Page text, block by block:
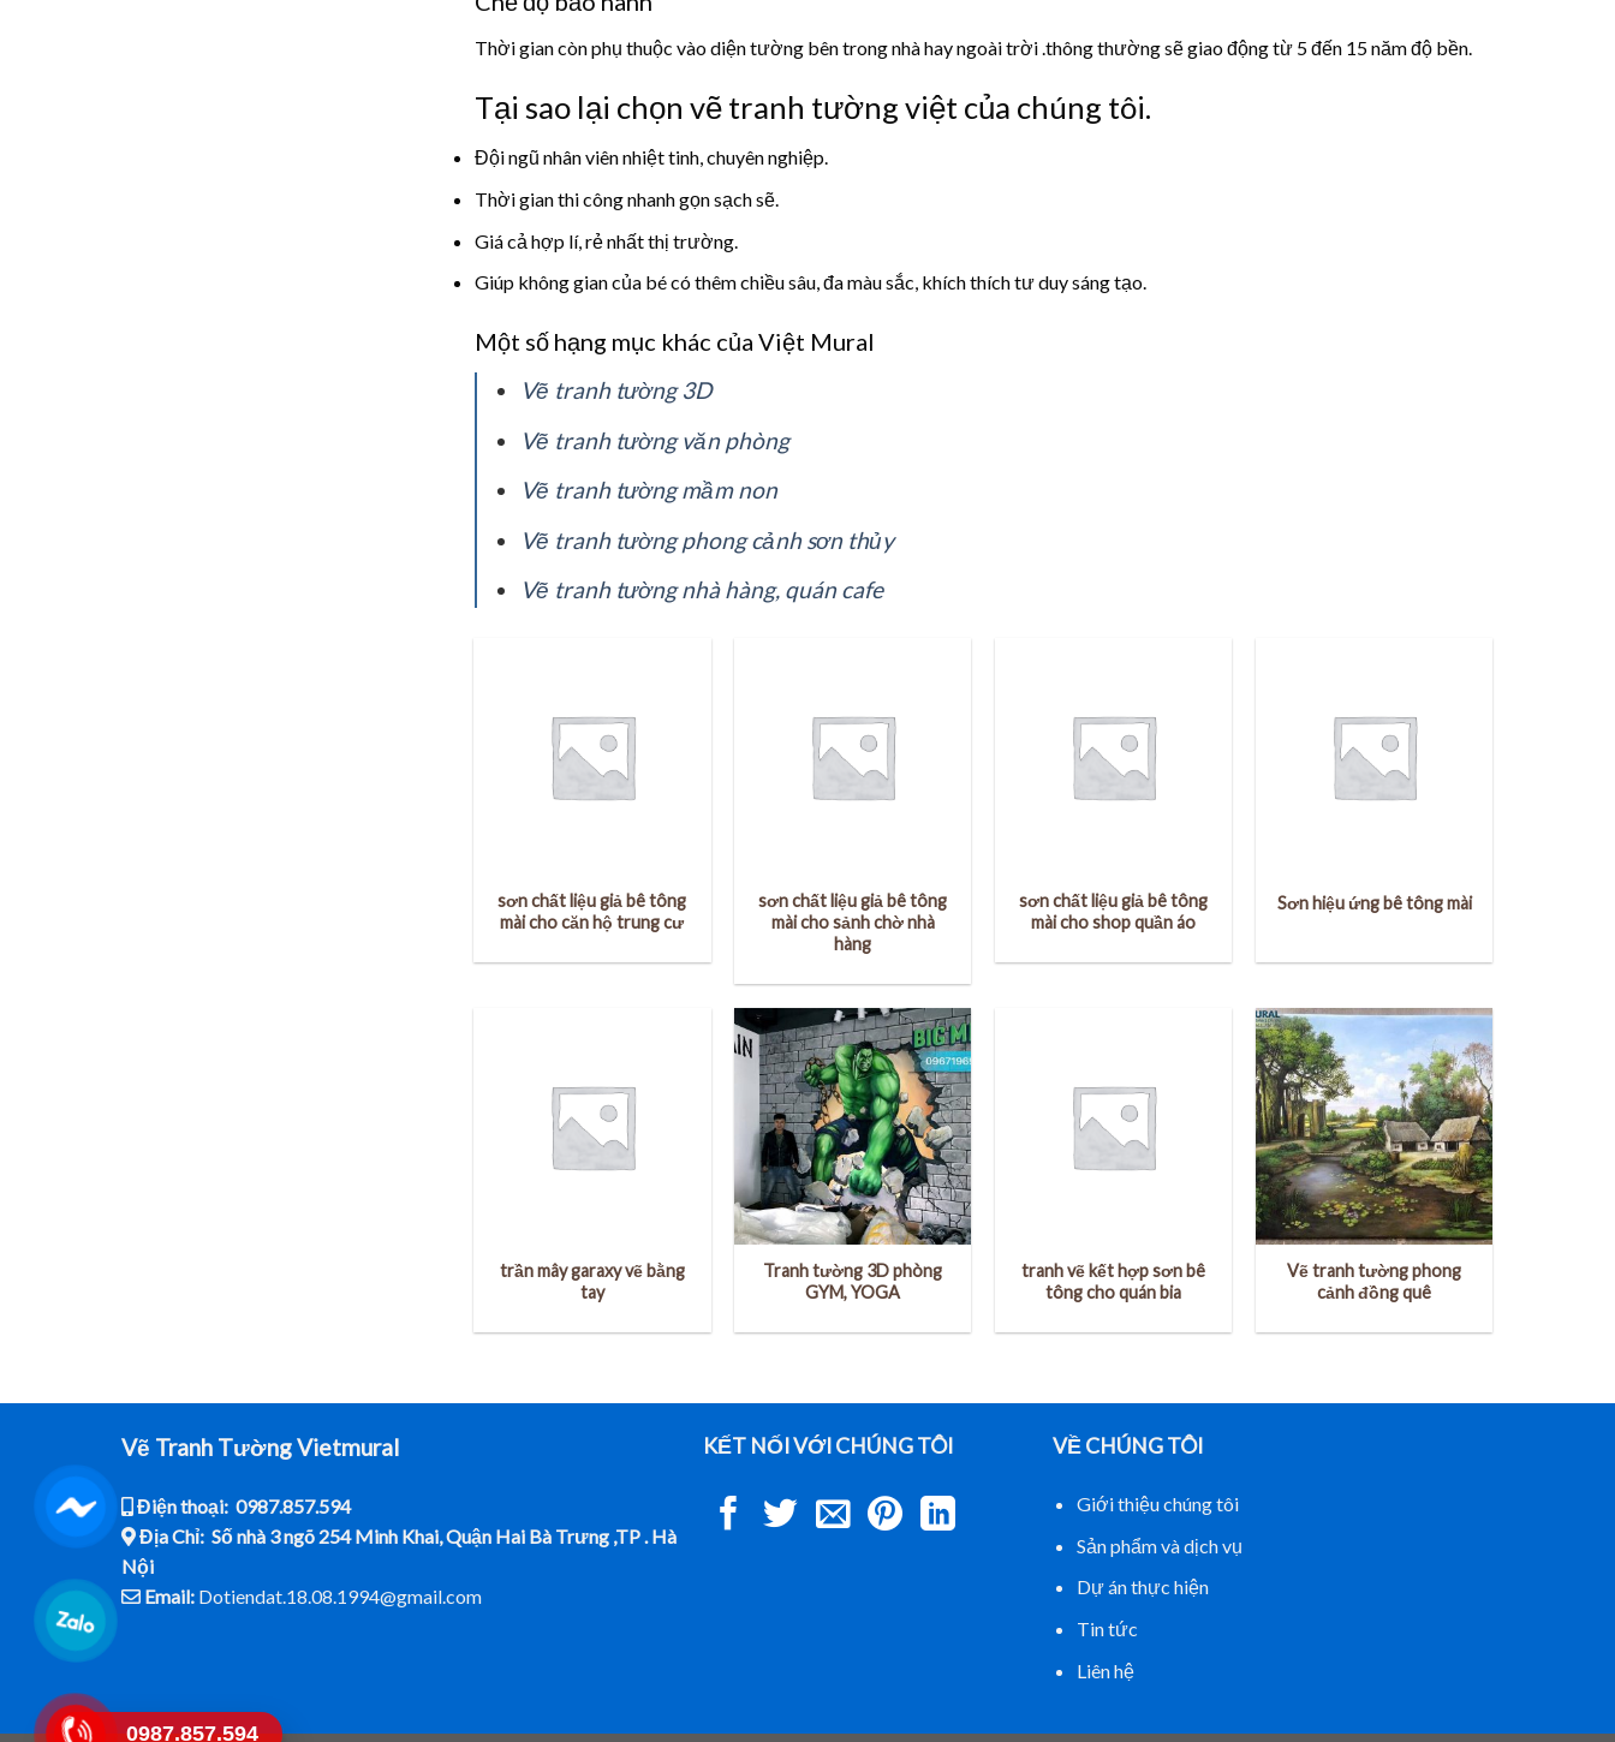
Thời gian còn phụ thuộc vào diện tường bên trong nhà hay ngoài trời .thông thường sẽ giao động từ 5 đến 15 năm độ bền.
Tại sao lại chọn vẽ tranh tường việt của chúng tôi.
Đội ngũ nhân viên nhiệt tinh, chuyên nghiệp.
Thời gian thi công nhanh gọn sạch sẽ.
Giá cả hợp lí, rẻ nhất thị trường.
Giúp không gian của bé có thêm chiều sâu, đa màu sắc, khích thích tư duy sáng tạo.
Một số hạng mục khác của Việt Mural
Vẽ tranh tường 3D
Vẽ tranh tường văn phòng
Vẽ tranh tường mầm non
Vẽ tranh tường phong cảnh sơn thủy
Vẽ tranh tường nhà hàng, quán cafe
sơn chất liệu giả bê tông
mài cho căn hộ trung cư
sơn chất liệu giả bê tông
mài cho sảnh chờ nhà
hàng
sơn chất liệu giả bê tông
mài cho shop quần áo
Sơn hiệu ứng bê tông mài
trần mây garaxy vẽ bằng
tay
Tranh tường 3D phòng
GYM, YOGA
tranh vẽ kết hợp sơn bê
tông cho quán bia
Vẽ tranh tường phong
cảnh đồng quê
Vẽ Tranh Tường Vietmural
Điện thoại: 0987.857.594
Địa Chỉ: Số nhà 3 ngõ 254 Minh Khai, Quận Hai Bà Trưng ,TP . Hà
Nội
Email:Dotiendat.18.08.1994@gmail.com
KẾT NỐI VỚI CHÚNG TÔI VỀ CHÚNG TÔI
Giới thiệu chúng tôi
Sản phẩm và dịch vụ
Dự án thực hiện
Tin tức
Liên hệ
0987.857.594